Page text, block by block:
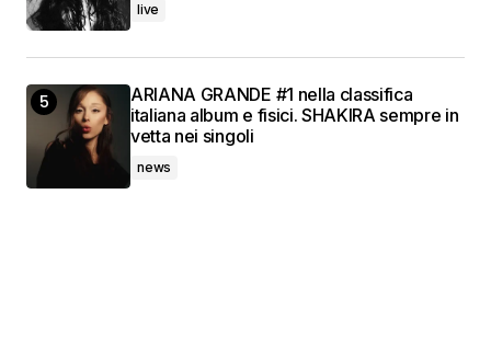
live
ARIANA GRANDE #1 nella classifica
italiana album e fisici. SHAKIRA sempre in
vetta nei singoli
news